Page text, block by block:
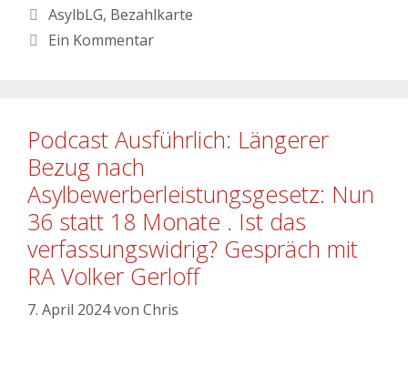
AsylbLG, Bezahlkarte
Ein Kommentar
Podcast Ausführlich: Längerer
Bezug nach
Asylbewerberleistungsgesetz: Nun
36 statt 18 Monate . Ist das
verfassungswidrig? Gespräch mit
RA Volker Gerloff
7. April 2024von Chris